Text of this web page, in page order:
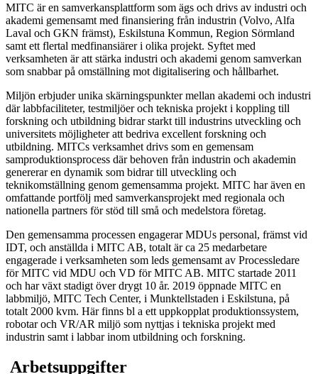
MITC är en samverkansplattform som ägs och drivs av industri och
akademi gemensamt med finansiering från industrin (Volvo, Alfa
Laval och GKN främst), Eskilstuna Kommun, Region Sörmland
samt ett flertal medfinansiärer i olika projekt. Syftet med
verksamheten är att stärka industri och akademi genom samverkan
som snabbar på omställning mot digitalisering och hållbarhet.
Miljön erbjuder unika skärningspunkter mellan akademi och industri
där labbfaciliteter, testmiljöer och tekniska projekt i koppling till
forskning och utbildning bidrar starkt till industrins utveckling och
universitets möjligheter att bedriva excellent forskning och
utbildning. MITCs verksamhet drivs som en gemensam
samproduktionsprocess där behoven från industrin och akademin
genererar en dynamik som bidrar till utveckling och
teknikomställning genom gemensamma projekt. MITC har även en
omfattande portfölj med samverkansprojekt med regionala och
nationella partners för stöd till små och medelstora företag.
Den gemensamma processen engagerar MDUs personal, främst vid
IDT, och anställda i MITC AB, totalt är ca 25 medarbetare
engagerade i verksamheten som leds gemensamt av Processledare
för MITC vid MDU och VD för MITC AB. MITC startade 2011
och har växt stadigt över drygt 10 år. 2019 öppnade MITC en
labbmiljö, MITC Tech Center, i Munktellstaden i Eskilstuna, på
totalt 2000 kvm. Här finns bl a ett uppkopplat produktionssystem,
robotar och VR/AR miljö som nyttjas i tekniska projekt med
industrin samt i labbar inom utbildning och forskning.
Arbetsuppgifter